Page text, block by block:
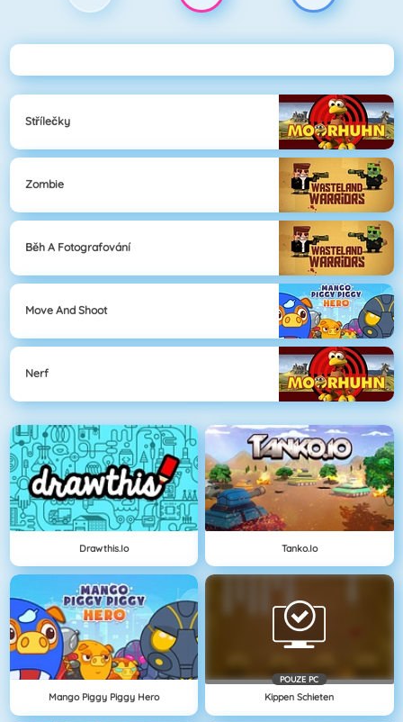
Střílečky
Zombie
Běh A Fotografování
Move And Shoot
Nerf
Drawthis.io Tanko.io
Mango Piggy Piggy Hero
POUZE PC
Kippen Schieten